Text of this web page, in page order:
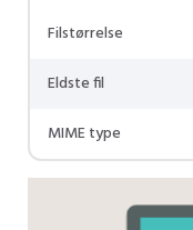
Filstørrelse
Eldste fil
MIME type